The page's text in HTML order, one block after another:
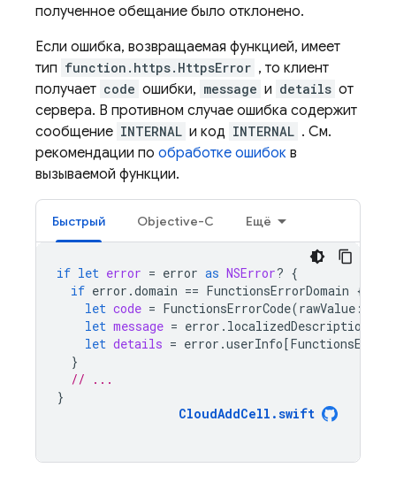
полученное обещание было отклонено.
Если ошибка, возвращаемая функцией, имеет
тип function.https.HttpsError , то клиент
получает code ошибки, message и details от
сервера. В противном случае ошибка содержит
сообщение INTERNAL и код INTERNAL . См.
рекомендации по обработке ошибок в
вызываемой функции.
Быстрый Objective-C Ещё
if let error = error as NSError? {
if error .domain == FunctionsErrorDomain {
let code = FunctionsErrorCode(rawValue :
let message = error . localizedDescription
let details = error .userInfo[
}
// ...
}
CloudAddCell .swift